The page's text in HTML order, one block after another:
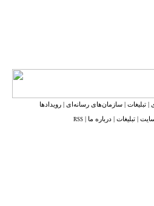
|تبلیغات سازمان‌های رسانه‌ای |رویدادها
تبلیغات |درباره ما |
RSS